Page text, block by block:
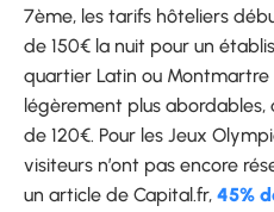
7ème, les tarifs hôteliers
de 150€ la nuit pour un
quartier Latin ou
légèrement plus
de 120€. Pour les Jeux
visiteurs n’ont pas encore
un article de Capital.fr, 45%